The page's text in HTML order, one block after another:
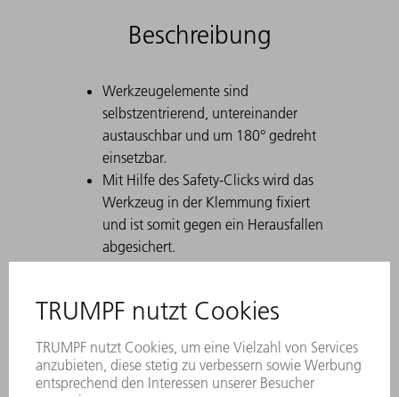
Beschreibung
Werkzeugelemente sind
selbstzentrierend, untereinander
austauschbar und um 180° gedreht
einsetzbar.
Mit Hilfe des Safety-Clicks wird das
Werkzeug in der Klemmung fixiert
und ist somit gegen ein Herausfallen
abgesichert.
zum Werkzeug.
sich jedes Werkzeug eindeutig
identifizieren.